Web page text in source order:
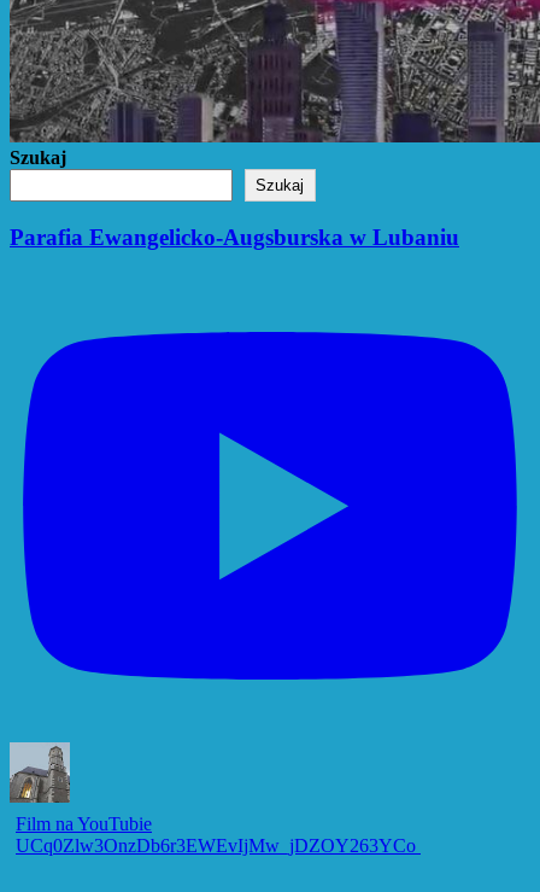
Szukaj
Szukaj
Parafia Ewangelicko-Augsburska w Lubaniu
Film na YouTubie
UCq0Zlw3OnzDb6r3EWEvIjMw_jDZOY263YCo